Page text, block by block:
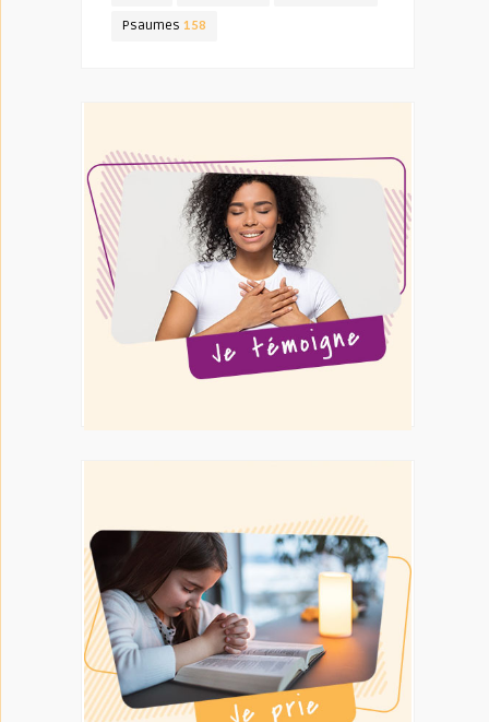
Psaumes 158